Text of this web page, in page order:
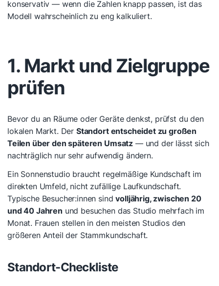
konservativ — wenn die Zahlen knapp passen, ist das
Modell wahrscheinlich zu eng kalkuliert.
1. Markt und Zielgruppe
prüfen
Bevor du an Räume oder Geräte denkst, prüfst du den
lokalen Markt. Der Standort entscheidet zu großen
Teilen über den späteren Umsatz — und der lässt sich
nachträglich nur sehr aufwendig ändern.
Ein Sonnenstudio braucht regelmäßige Kundschaft im
direkten Umfeld, nicht zufällige Laufkundschaft.
Typische Besucher:innen sindvolljährig, zwischen 20
und 40 Jahren und besuchen das Studio mehrfach im
Monat. Frauen stellen in den meisten Studios den
größeren Anteil der Stammkundschaft.
Standort-Checkliste